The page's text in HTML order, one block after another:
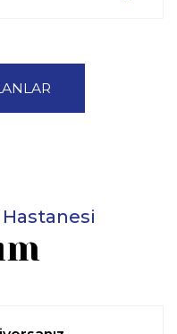
Hastanesi